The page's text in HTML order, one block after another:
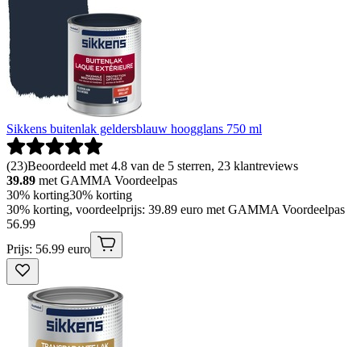
Sikkens buitenlak geldersblauw hoogglans 750 ml
(23)Beoordeeld met 4.8 van de 5 sterren, 23 klantreviews
39.89 met GAMMA Voordeelpas
30% korting30% korting
30% korting, voordeelprijs: 39.89 euro met GAMMA Voordeelpas
56.99
Prijs: 56.99 euro